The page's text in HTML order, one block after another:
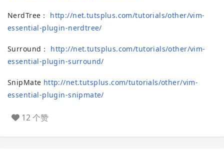
NerdTree： http://net.tutsplus.com/tutorials/other/vim-
essential-plugin-nerdtree/
Surround： http://net.tutsplus.com/tutorials/other/vim-
essential-plugin-surround/
SnipMate http://net.tutsplus.com/tutorials/other/vim-
essential-plugin-snipmate/
12 个赞